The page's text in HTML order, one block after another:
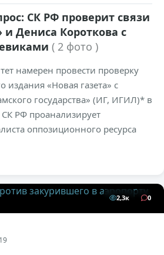
СК РФ проверит связи
и Дениса Короткова с
( 2 фото )
намерен провести проверку
издания «Новая газета» с
государства» (ИГ, ИГИЛ)* в
РФ проанализирует
оппозиционного ресурса
2,3к 0